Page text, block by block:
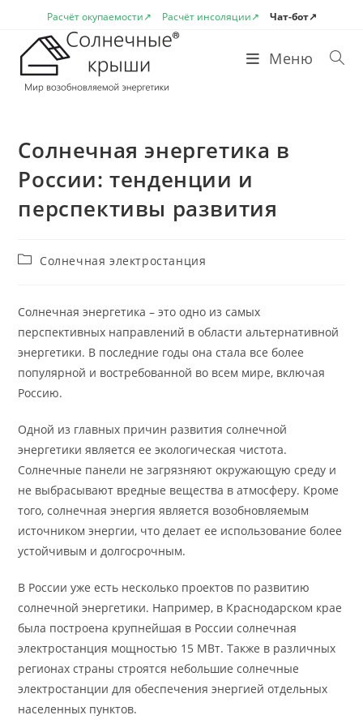
содержимому
Расчёт окупаемости↗ Расчёт инсоляции↗ Чат-бот↗
Меню
Солнечная энергетика в
России: тенденции и
перспективы развития
РубрикаСолнечная электростанция
Солнечная энергетика – это одно из самых
перспективных направлений в области альтернативной
энергетики. В последние годы она стала все более
популярной и востребованной во всем мире, включая
Россию.
Одной из главных причин развития солнечной
энергетики является ее экологическая чистота.
Солнечные панели не загрязняют окружающую среду и
не выбрасывают вредные вещества в атмосферу. Кроме
того, солнечная энергия является возобновляемым
источником энергии, что делает ее использование более
устойчивым и долгосрочным.
В России уже есть несколько проектов по развитию
солнечной энергетики. Например, в Краснодарском крае
была построена крупнейшая в России солнечная
электростанция мощностью 15 МВт. Также в различных
регионах страны строятся небольшие солнечные
электростанции для обеспечения энергией отдельных
населенных пунктов.